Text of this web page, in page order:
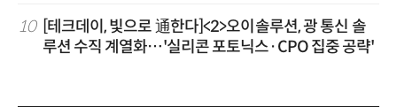
10
[테크데이, 빛으로 通한다]<2>오이솔루션, 광 통신 솔
루션 수직 계열화…'실리콘 포토닉스·CPO 집중 공략'